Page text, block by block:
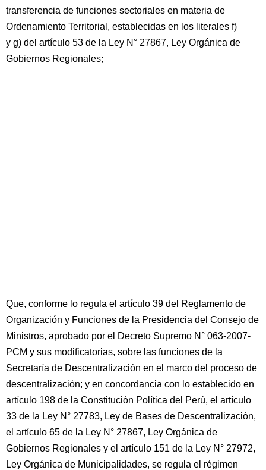
transferencia de funciones sectoriales en materia de
Ordenamiento Territorial, establecidas en los literales f)
y g) del artículo 53 de la Ley N° 27867, Ley Orgánica de
Gobiernos Regionales;
Que, conforme lo regula el artículo 39 del Reglamento de
Organización y Funciones de la Presidencia del Consejo de
Ministros, aprobado por el Decreto Supremo N° 063-2007-
PCM y sus modificatorias, sobre las funciones de la
Secretaría de Descentralización en el marco del proceso de
descentralización; y en concordancia con lo establecido en
artículo 198 de la Constitución Política del Perú, el artículo
33 de la Ley N° 27783, Ley de Bases de Descentralización,
el artículo 65 de la Ley N° 27867, Ley Orgánica de
Gobiernos Regionales y el artículo 151 de la Ley N° 27972,
Ley Orgánica de Municipalidades, se regula el régimen